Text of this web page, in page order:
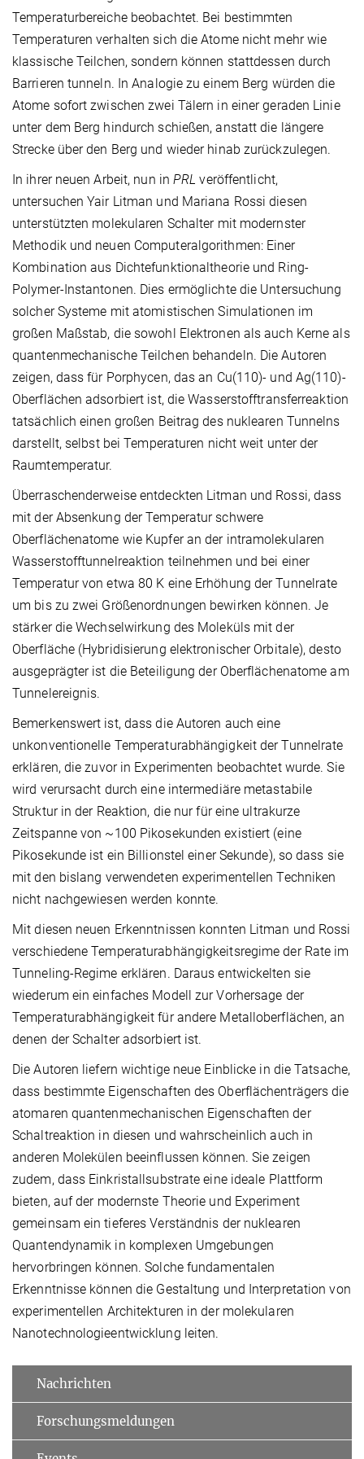
Temperaturbereiche beobachtet. Bei bestimmten
Temperaturen verhalten sich die Atome nicht mehr wie
klassische Teilchen, sondern können stattdessen durch
Barrieren tunneln. In Analogie zu einem Berg würden die
Atome sofort zwischen zwei Tälern in einer geraden Linie
unter dem Berg hindurch schießen, anstatt die längere
Strecke über den Berg und wieder hinab zurückzulegen.
In ihrer neuen Arbeit, nun in PRL veröffentlicht,
untersuchen Yair Litman und Mariana Rossi diesen
unterstützten molekularen Schalter mit modernster
Methodik und neuen Computeralgorithmen: Einer
Kombination aus Dichtefunktionaltheorie und Ring-
Polymer-Instantonen. Dies ermöglichte die Untersuchung
solcher Systeme mit atomistischen Simulationen im
großen Maßstab, die sowohl Elektronen als auch Kerne als
quantenmechanische Teilchen behandeln. Die Autoren
zeigen, dass für Porphycen, das an Cu(110)- und Ag(110)-
Oberflächen adsorbiert ist, die Wasserstofftransferreaktion
tatsächlich einen großen Beitrag des nuklearen Tunnelns
darstellt, selbst bei Temperaturen nicht weit unter der
Raumtemperatur.
Überraschenderweise entdeckten Litman und Rossi, dass
mit der Absenkung der Temperatur schwere
Oberflächenatome wie Kupfer an der intramolekularen
Wasserstofftunnelreaktion teilnehmen und bei einer
Temperatur von etwa 80 K eine Erhöhung der Tunnelrate
um bis zu zwei Größenordnungen bewirken können. Je
stärker die Wechselwirkung des Moleküls mit der
Oberfläche (Hybridisierung elektronischer Orbitale), desto
ausgeprägter ist die Beteiligung der Oberflächenatome am
Tunnelereignis.
Bemerkenswert ist, dass die Autoren auch eine
unkonventionelle Temperaturabhängigkeit der Tunnelrate
erklären, die zuvor in Experimenten beobachtet wurde. Sie
wird verursacht durch eine intermediäre metastabile
Struktur in der Reaktion, die nur für eine ultrakurze
Zeitspanne von ~100 Pikosekunden existiert (eine
Pikosekunde ist ein Billionstel einer Sekunde), so dass sie
mit den bislang verwendeten experimentellen Techniken
nicht nachgewiesen werden konnte.
Mit diesen neuen Erkenntnissen konnten Litman und Rossi
verschiedene Temperaturabhängigkeitsregime der Rate im
Tunneling-Regime erklären. Daraus entwickelten sie
wiederum ein einfaches Modell zur Vorhersage der
Temperaturabhängigkeit für andere Metalloberflächen, an
denen der Schalter adsorbiert ist.
Die Autoren liefern wichtige neue Einblicke in die Tatsache,
dass bestimmte Eigenschaften des Oberflächenträgers die
atomaren quantenmechanischen Eigenschaften der
Schaltreaktion in diesen und wahrscheinlich auch in
anderen Molekülen beeinflussen können. Sie zeigen
zudem, dass Einkristallsubstrate eine ideale Plattform
bieten, auf der modernste Theorie und Experiment
gemeinsam ein tieferes Verständnis der nuklearen
Quantendynamik in komplexen Umgebungen
hervorbringen können. Solche fundamentalen
Erkenntnisse können die Gestaltung und Interpretation von
experimentellen Architekturen in der molekularen
Nanotechnologieentwicklung leiten.
Nachrichten
Forschungsmeldungen